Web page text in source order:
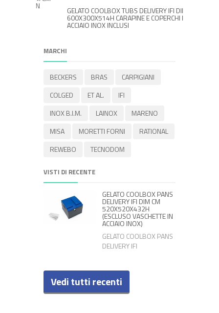
GELATO COOLBOX TUBS DELIVERY IFI DIM CM
600X300X514H CARAPINE E COPERCHI IN
ACCIAIO INOX INCLUSI
MARCHI
BECKERS BRAS
CARPIGIANI
COLGED
ET AL.
IFI
INOX B.I.M.
LAINOX
MARENO
MISA
MORETTI FORNI
RATIONAL
REWEBO
TECNODOM
VISTI DI RECENTE
GELATO COOLBOX PANS
DELIVERY IFI DIM CM
520X520X432H
(ESCLUSO VASCHETTE IN
ACCIAIO INOX)
GELATO COOLBOX PANS
DELIVERY IFI
Vedi tutti recenti